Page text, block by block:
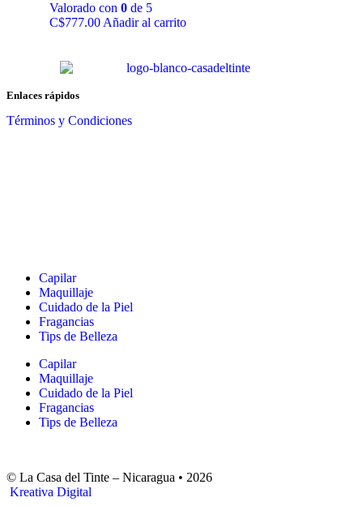
Valorado con 0de 5
C$777.00 Añadir al carrito
Enlaces rápidos
Términos y Condiciones
Capilar
Maquillaje
Cuidado de la Piel
Fragancias
Tips de Belleza
Capilar
Maquillaje
Cuidado de la Piel
Fragancias
Tips de Belleza
© La Casa del Tinte – Nicaragua • 2026
Kreativa Digital